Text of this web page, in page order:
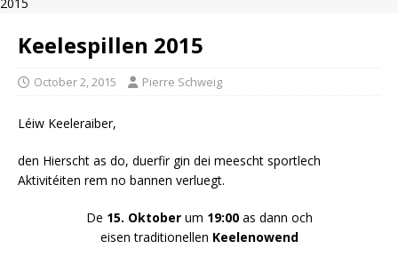
Keelespillen 2015
October 2, 2015 Pierre Schweig
Léiw Keeleraiber,
den Hierscht as do, duerfir gin dei meescht sportlech
Aktivitéiten rem no bannen verluegt.
De 15. Oktoberum 19:00as dann och
eisen traditionellen Keelenowend